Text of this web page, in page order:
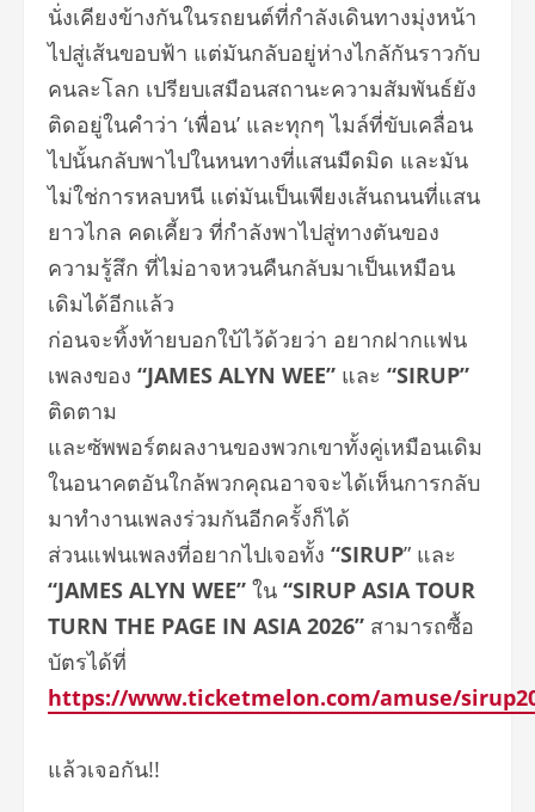
นั่งเคียงข้างกันในรถยนต์ที่กำลังเดินทางมุ่งหน้า
ไปสู่เส้นขอบฟ้า แต่มันกลับอยู่ห่างไกลักันราวกับ
คนละโลก เปรียบเสมือนสถานะความสัมพันธ์ยัง
ติดอยู่ในคำว่า ‘เพื่อน’ และทุกๆ ไมล์ที่ขับเคลื่อน
ไปนั้นกลับพาไปในหนทางที่แสนมืดมิด และมัน
ไม่ใช่การหลบหนี แต่มันเป็นเพียงเส้นถนนที่แสน
ยาวไกล คดเคี้ยว ที่กำลังพาไปสู่ทางตันของ
ความรู้สึก ที่ไม่อาจหวนคืนกลับมาเป็นเหมือน
เดิมได้อีกแล้ว
ก่อนจะทิ้งท้ายบอกใบ้ไว้ด้วยว่า อยากฝากแฟน
เพลงของ “JAMES ALYN WEE” และ “SIRUP”
ติดตาม
และซัพพอร์ตผลงานของพวกเขาทั้งคู่เหมือนเดิม
ในอนาคตอันใกล้พวกคุณอาจจะได้เห็นการกลับ
มาทำงานเพลงร่วมกันอีกครั้งก็ได้
ส่วนแฟนเพลงที่อยากไปเจอทั้ง “SIRUP” และ
“JAMES ALYN WEE” ใน “SIRUP ASIA TOUR
TURN THE PAGE IN ASIA 2026” สามารถซื้อ
บัตรได้ที่
https://www.ticketmelon.com/amuse/
แล้วเจอกัน!!